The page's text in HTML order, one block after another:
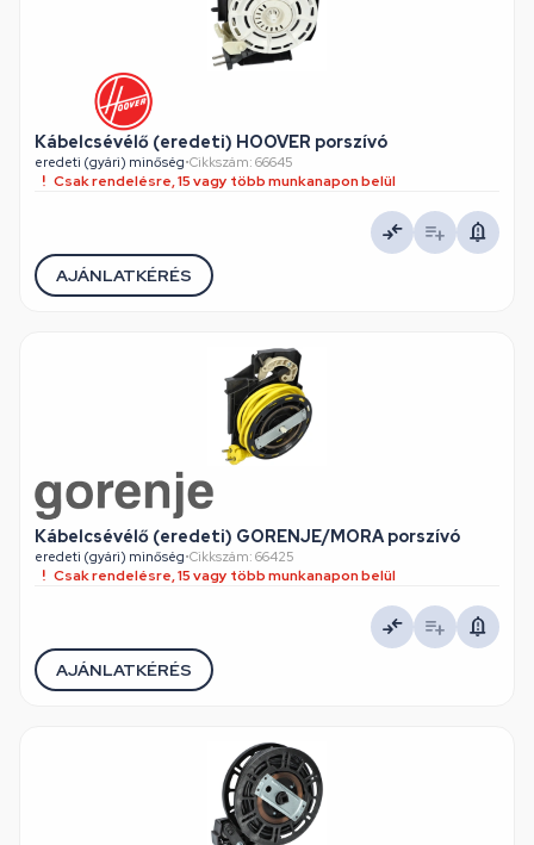
Kábelcsévélő (eredeti) HOOVER porszívó
eredeti (gyári) minőség•Cikkszám: 66645
Csak rendelésre, 15 vagy több munkanapon belül
AJÁNLATKÉRÉS
Kábelcsévélő (eredeti) GORENJE/MORA porszívó
eredeti (gyári) minőség•Cikkszám: 66425
Csak rendelésre, 15 vagy több munkanapon belül
AJÁNLATKÉRÉS